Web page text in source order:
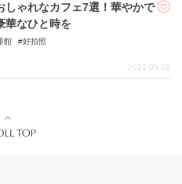
しゃれなカフェ7選！華やかで
華なひと時を
館 好拍照
2023-05-18